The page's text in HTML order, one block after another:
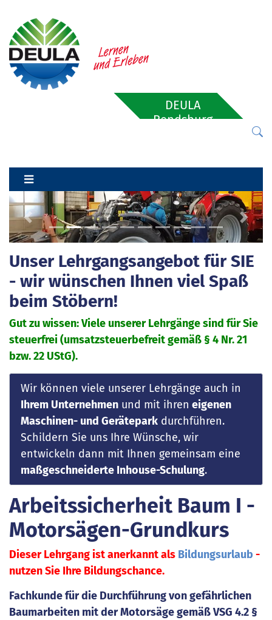
DEULA
Rendsburg
Previous Next
Unser Lehrgangsangebot für SIE
- wir wünschen Ihnen viel Spaß
beim Stöbern!
Gut zu wissen: Viele unserer Lehrgänge sind für Sie
steuerfrei (umsatzsteuerbefreit gemäß § 4 Nr. 21
bzw. 22 UStG).
Wir können viele unserer Lehrgänge auch in
Ihrem Unternehmenund mit ihren eigenen
Maschinen- und Geräteparkdurchführen.
Schildern Sie uns Ihre Wünsche, wir
entwickeln dann mit Ihnen gemeinsam eine
maßgeschneiderte Inhouse-Schulung.
Arbeitssicherheit Baum I -
Motorsägen-Grundkurs
Dieser Lehrgang ist anerkannt als Bildungsurlaub -
nutzen Sie Ihre Bildungschance.
Fachkunde für die Durchführung von gefährlichen
Baumarbeiten mit der Motorsäge gemäß VSG 4.2 §